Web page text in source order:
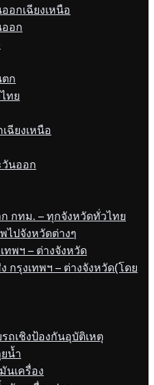
อกเฉียงเหนือ
อก
ก
ทย
ฉียงเหนือ
นออก
กทม. – ทุกจังหวัดทั่วไทย
ไปจังหวัดต่างๆ
ทพฯ – ต่างจังหวัด
กรุงเทพฯ – ต่างจังหวัด(โดย
ถเชิงป้องกันอุบัติเหตุ
น้ำ
นเครื่อง